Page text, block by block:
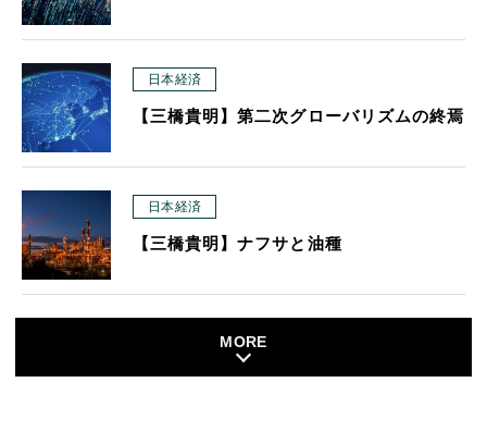
日本経済
【三橋貴明】第二次グローバリズムの終焉
日本経済
【三橋貴明】ナフサと油種
MORE